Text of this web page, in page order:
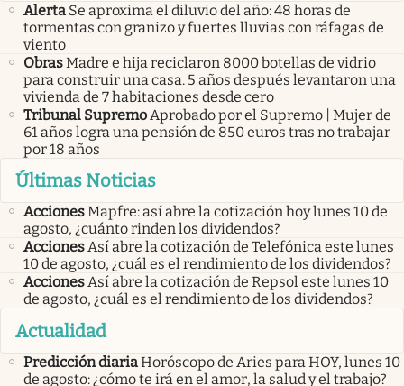
Alerta Se aproxima el diluvio del año: 48 horas de
tormentas con granizo y fuertes lluvias con ráfagas de
viento
ObrasMadre e hija reciclaron 8000 botellas de vidrio
para construir una casa. 5 años después levantaron una
vivienda de 7 habitaciones desde cero
Tribunal SupremoAprobado por el Supremo | Mujer de
61 años logra una pensión de 850 euros tras no trabajar
por 18 años
Últimas Noticias
AccionesMapfre: así abre la cotización hoy lunes 10 de
agosto, ¿cuánto rinden los dividendos?
AccionesAsí abre la cotización de Telefónica este lunes
10 de agosto, ¿cuál es el rendimiento de los dividendos?
AccionesAsí abre la cotización de Repsol este lunes 10
de agosto, ¿cuál es el rendimiento de los dividendos?
Actualidad
Predicción diariaHoróscopo de Aries para HOY, lunes 10
de agosto: ¿cómo te irá en el amor, la salud y el trabajo?